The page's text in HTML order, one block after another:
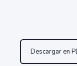
Descargar en